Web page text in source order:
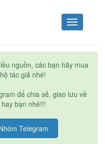
Toggle
navigation
nguồn, các bạn hãy mua
tác giả nhé!
để chia sẻ, giao lưu về
bạn nhé!!!
Telegram